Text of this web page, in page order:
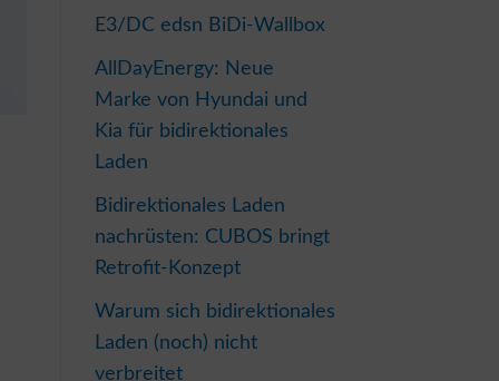
E3/DC edsn BiDi-Wallbox
AllDayEnergy: Neue
Marke von Hyundai und
Kia für bidirektionales
Laden
Bidirektionales Laden
nachrüsten: CUBOS bringt
Retrofit-Konzept
Warum sich bidirektionales
Laden (noch) nicht
verbreitet